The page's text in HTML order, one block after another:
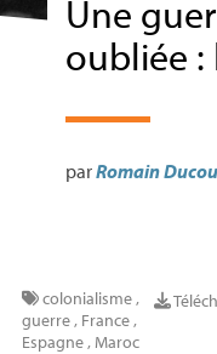
Une
oubliée :
parRomain
colonialisme,
guerre, France,
Espagne, Maroc